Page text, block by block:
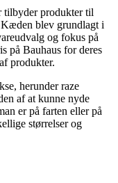
tilbyder produkter til
blev grundlagt i
og fokus på
på Bauhaus for deres
produkter.
herunder raze
af at kunne nyde
er på farten eller på
størrelser og